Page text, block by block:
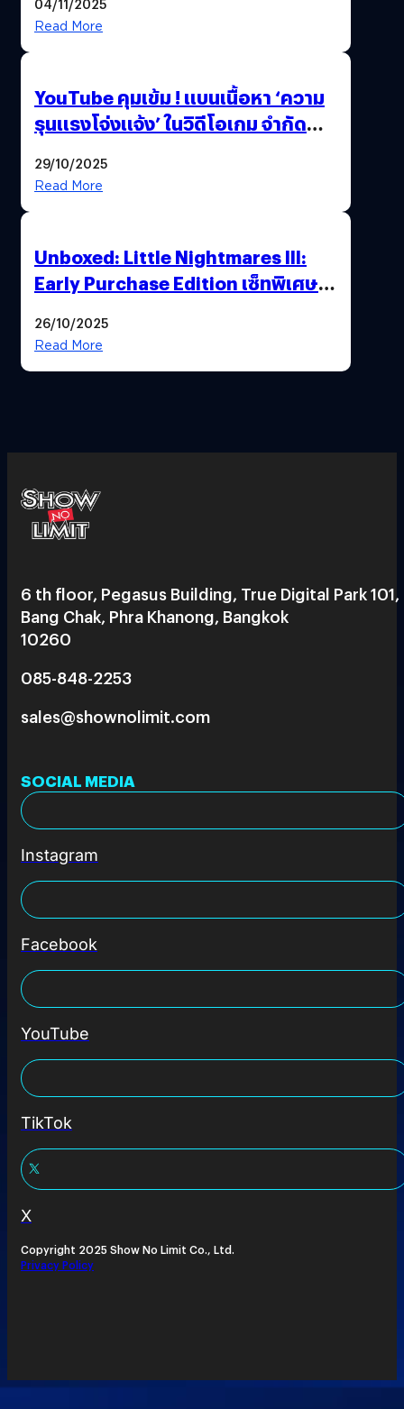
Read More
YouTube คุมเข้ม ! แบนเนื้อหา ‘ความ
รุนแรงโจ่งแจ้ง’ ในวิดีโอเกม จำกัด
29/10/2025
Read More
Unboxed: Little Nightmares III:
Early Purchase Edition เซ็ทพิเศษที่
ไปด้วยกัน..เอาชนะทุกความเหงาและ
26/10/2025
Read More
6 th floor, Pegasus Building, True Digital Park 101,
Bang Chak, Phra Khanong, Bangkok
10260
085-848-2253
sales@shownolimit.com
SOCIAL MEDIA
Instagram
Facebook
YouTube
TikTok
X
Copyright 2025 Show No Limit Co., Ltd.
Privacy Policy